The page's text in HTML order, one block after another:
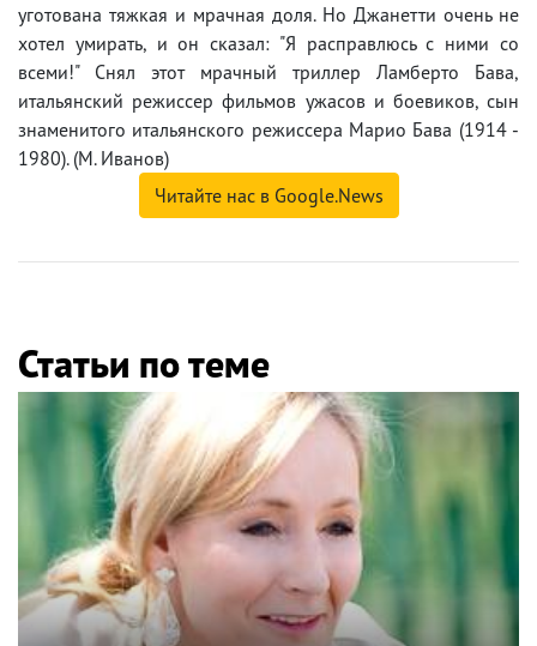
уготована тяжкая и мрачная доля. Но Джанетти очень не
хотел умирать, и он сказал: "Я расправлюсь с ними со
всеми!" Снял этот мрачный триллер Ламберто Бава,
итальянский режиссер фильмов ужасов и боевиков, сын
знаменитого итальянского режиссера Марио Бава (1914 -
1980). (М. Иванов)
Читайте нас в Google.News
Статьи по теме